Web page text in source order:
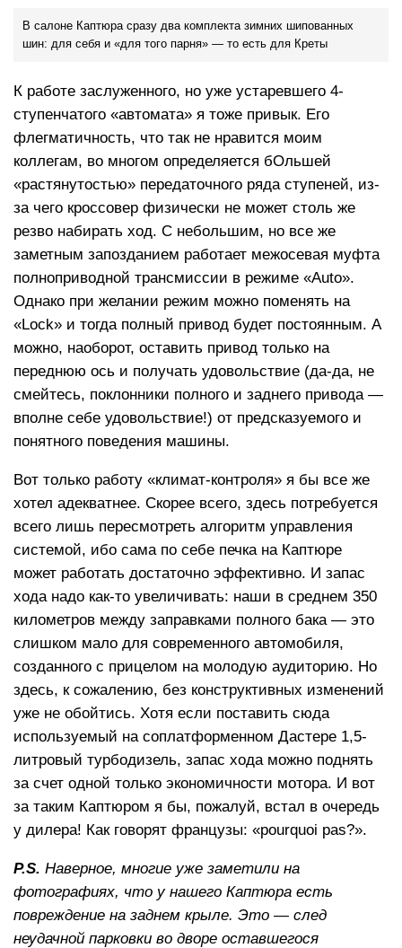
В салоне Каптюра сразу два комплекта зимних шипованных
шин: для себя и «для того парня» — то есть для Креты
К работе заслуженного, но уже устаревшего 4-
ступенчатого «автомата» я тоже привык. Его
флегматичность, что так не нравится моим
коллегам, во многом определяется бОльшей
«растянутостью» передаточного ряда ступеней, из-
за чего кроссовер физически не может столь же
резво набирать ход. С небольшим, но все же
заметным запозданием работает межосевая муфта
полноприводной трансмиссии в режиме «Auto».
Однако при желании режим можно поменять на
«Lock» и тогда полный привод будет постоянным. А
можно, наоборот, оставить привод только на
переднюю ось и получать удовольствие (да-да, не
смейтесь, поклонники полного и заднего привода —
вполне себе удовольствие!) от предсказуемого и
понятного поведения машины.
Вот только работу «климат-контроля» я бы все же
хотел адекватнее. Скорее всего, здесь потребуется
всего лишь пересмотреть алгоритм управления
системой, ибо сама по себе печка на Каптюре
может работать достаточно эффективно. И запас
хода надо как-то увеличивать: наши в среднем 350
километров между заправками полного бака — это
слишком мало для современного автомобиля,
созданного с прицелом на молодую аудиторию. Но
здесь, к сожалению, без конструктивных изменений
уже не обойтись. Хотя если поставить сюда
используемый на соплатформенном Дастере 1,5-
литровый турбодизель, запас хода можно поднять
за счет одной только экономичности мотора. И вот
за таким Каптюром я бы, пожалуй, встал в очередь
у дилера! Как говорят французы: «pourquoi pas?».
P.S. Наверное, многие уже заметили на
фотографиях, что у нашего Каптюра есть
повреждение на заднем крыле. Это — след
неудачной парковки во дворе оставшегося